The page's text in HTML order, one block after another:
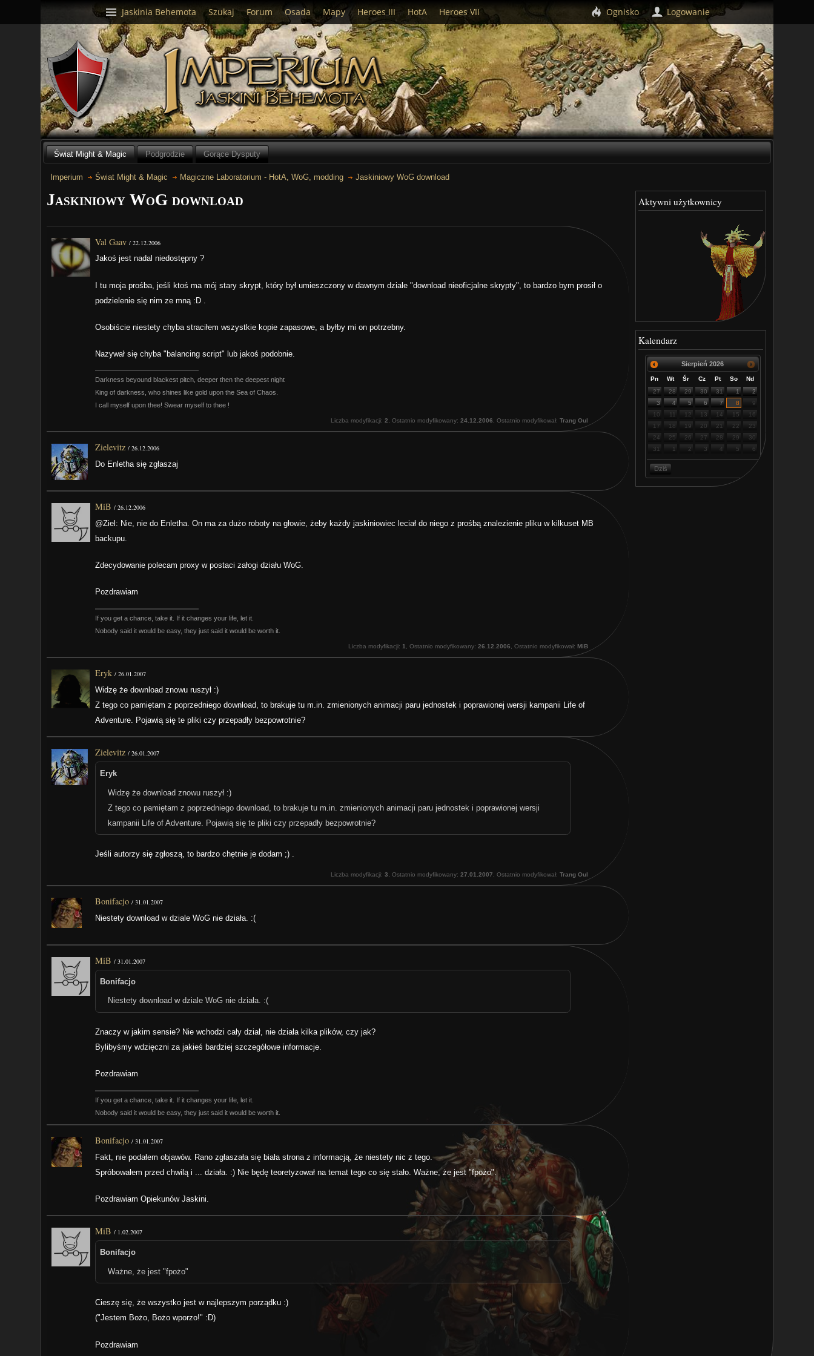
Świat Might & Magic Podgrodzie Gorące Dysputy
Imperium Świat Might & Magic Magiczne Laboratorium - HotA, WoG, modding Jaskiniowy WoG download
Jaskiniowy WoG download
Val Gaav /22.12.2006
Jakoś jest nadal niedostępny ?
I tu moja prośba, jeśli ktoś ma mój stary skrypt, który był umieszczony w dawnym dziale "download nieoficjalne skrypty", to bardzo bym prosił o
podzielenie się nim ze mną :D .
Osobiście niestety chyba straciłem wszystkie kopie zapasowe, a byłby mi on potrzebny.
Nazywał się chyba "balancing script" lub jakoś podobnie.
Darkness beyound blackest pitch, deeper then the deepest night
King of darkness, who shines like gold upon the Sea of Chaos.
I call myself upon thee! Swear myself to thee !
Liczba modyfikacji:2 , Ostatnio modyfikowany:24.12.2006 , Ostatnio modyfikował:Trang Oul
Zielevitz /26.12.2006
Do Enletha się zgłaszaj
MiB /26.12.2006
@Ziel: Nie, nie do Enletha. On ma za dużo roboty na głowie, żeby każdy jaskiniowiec leciał do niego z prośbą znalezienie pliku w kilkuset MB
backupu.
Zdecydowanie polecam proxy w postaci załogi działu WoG.
Pozdrawiam
If you get a chance, take it. If it changes your life, let it.
Nobody said it would be easy, they just said it would be worth it.
Liczba modyfikacji:1 , Ostatnio modyfikowany:26.12.2006 , Ostatnio modyfikował:MiB
Eryk /26.01.2007
Widzę że download znowu ruszył :)
Z tego co pamiętam z poprzedniego download, to brakuje tu m.in. zmienionych animacji paru jednostek i poprawionej wersji kampanii Life of
Adventure. Pojawią się te pliki czy przepadły bezpowrotnie?
Zielevitz /26.01.2007
Eryk
Widzę że download znowu ruszył :)
Z tego co pamiętam z poprzedniego download, to brakuje tu m.in. zmienionych animacji paru jednostek i poprawionej wersji
kampanii Life of Adventure. Pojawią się te pliki czy przepadły bezpowrotnie?
Jeśli autorzy się zgłoszą, to bardzo chętnie je dodam ;) .
Liczba modyfikacji:3 , Ostatnio modyfikowany:27.01.2007 , Ostatnio modyfikował:Trang Oul
Bonifacjo /31.01.2007
Niestety download w dziale WoG nie działa. :(
MiB /31.01.2007
Bonifacjo
Niestety download w dziale WoG nie działa. :(
Znaczy w jakim sensie? Nie wchodzi cały dział, nie działa kilka plików, czy jak?
Bylibyśmy wdzięczni za jakieś bardziej szczegółowe informacje.
Pozdrawiam
If you get a chance, take it. If it changes your life, let it.
Nobody said it would be easy, they just said it would be worth it.
Bonifacjo /31.01.2007
Fakt, nie podałem objawów. Rano zgłaszała się biała strona z informacją, że niestety nic z tego.
Spróbowałem przed chwilą i ... działa. :) Nie będę teoretyzował na temat tego co się stało. Ważne, że jest "fpożo".
Pozdrawiam Opiekunów Jaskini.
MiB / 1.02.2007
Bonifacjo
Ważne, że jest "fpożo"
Cieszę się, że wszystko jest w najlepszym porządku :)
("Jestem Bożo, Bożo wporzo!" :D)
Pozdrawiam
Aktywni użytkownicy
Kalendarz
Sierpień 2026
Pn Wt Śr Cz Pt So
Nd
27
28 29 30 31 1
2
3
4 5 6 7 8
9
10
11 12 13 14 15
16
17
18 19 20 21 22
23
24
25 26 27 28 29
30
31
1 2 3 4 5 6
Dziś
Jaskinia Behemota Szukaj Forum Osada Mapy Heroes III HotA Heroes VII Ognisko Logowanie